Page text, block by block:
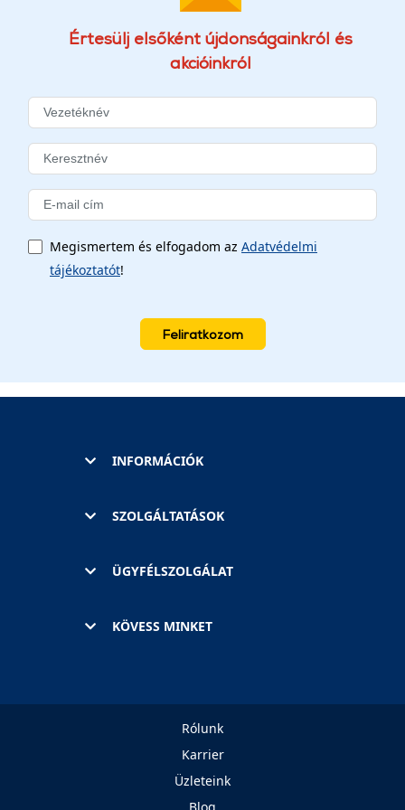
Értesülj elsőként újdonságainkról és
akcióinkról
Megismertem és elfogadom az Adatvédelmi
tájékoztatót!
Feliratkozom
INFORMÁCIÓK
SZOLGÁLTATÁSOK
ÜGYFÉLSZOLGÁLAT
KÖVESS MINKET
Rólunk
Karrier
Üzleteink